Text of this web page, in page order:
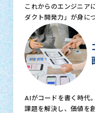
これからのエンジニア
ダクト開発力」が身に
AIがコードを書く時代
課題を解決し、価値を